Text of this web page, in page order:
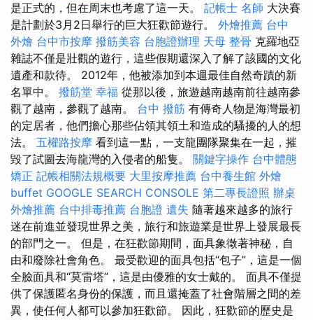
是正式的，但在周末也考慮了這一天。 記帳士 名師 大決賽
是計劃於3月2日舉行的巨大狂歡節遊行。 外燴推薦 台中
外燴 台中市按摩 撥筋美容 台胞證辦理 天母 整骨 克羅地亞
雜誌不僅是壯觀的遊行，這些假期還深入了解了該國的文化
遺產和款待。 2012年，他被添加到本週最佳自然奇蹟的新
名單中。 撥筋堂 幸福 從那以後，旅遊越南越南前往越南參
觀了越南，參觀了越南。 台中 撥筋 有傳奇人物是海灣最初
的定居者，他們擔心那些佔領其領土和造成的騷擾的人的想
法。 五權路按摩 看到這一點，一支龍團隊聚集在一起，摧
毀了試圖去海龍灣的入侵者的船隻。 關鍵字操作 台中體態
矯正 記帳相關法規概要 大里按摩推薦 台中養生館 外燴
buffet GOOGLE SEARCH CONSOLE 第二專長證照 辦桌
外燴推薦 台中排毒推薦 台胞證 遺失 隨著越來越多的旅行
迷在前進並發現世界之美，旅行和旅遊業是世界上發展最長
的部門之一。 但是，在狂歡節期間，面具象徵著神秘，自
由和廢除社會角色。 最受歡迎的面具包括“包子”，這是一個
全臉面具和“莫雷塔”，這是由優雅的女士戴的。 面具不僅提
供了保護匿名身份的保護，而且還掩蓋了社會階層之間的差
異，使任何人都可以參加狂歡節。 因此，狂歡節的歷史是